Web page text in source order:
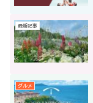
最新記事
グルメ